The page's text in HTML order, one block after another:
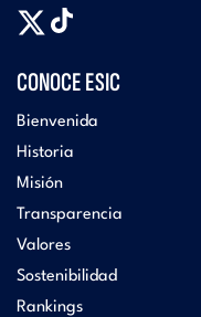
CONOCE ESIC
Bienvenida
Historia
Misión
Transparencia
Valores
Sostenibilidad
Rankings